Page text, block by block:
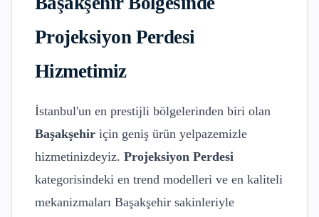
Projeksiyon Perdesi
Hizmetimiz
İstanbul'un en prestijli bölgelerinden biri olan
Başakşehir için geniş ürün yelpazemizle
hizmetinizdeyiz. Projeksiyon Perdesi
kategorisindeki en trend modelleri ve en kaliteli
mekanizmaları Başakşehir sakinleriyle